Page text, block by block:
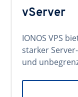
vServer
IONOS VPS
starker
und